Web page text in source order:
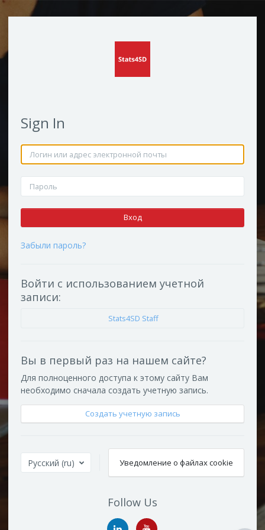
Перейти к основному содержанию
Пропустить и перейти к созданию новой учетной записи
Sign In
Логин или адрес электронной почты
Пароль
Вход
Забыли пароль?
Войти с использованием учетной
записи:
Stats4SD Staff
Вы в первый раз на нашем сайте?
Для полноценного доступа к этому сайту Вам
необходимо сначала создать учетную запись.
Создать учетную запись
Русский ‎(ru)‎ Уведомление о файлах cookie
Follow Us